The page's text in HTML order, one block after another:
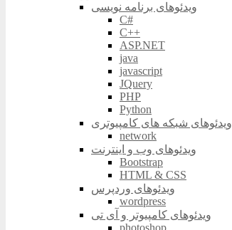
ویدئوهای برنامه نویسی
C#
C++
ASP.NET
java
javascript
JQuery
PHP
Python
ویدئوهای شبکه های کامپیوتری
network
ویدئوهای وب و اینترنت
Bootstrap
HTML & CSS
ویدئوهای وردپرس
wordpress
ویدئوهای کامپیوتر و آی تی
photoshop